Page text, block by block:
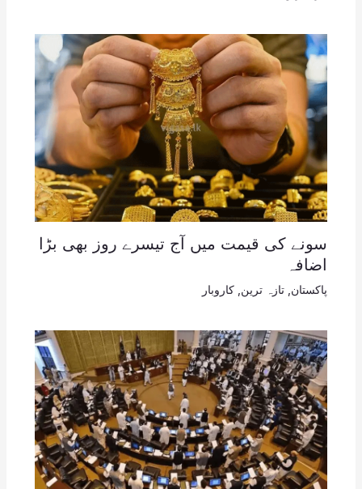
سونے کی قیمت میں آج تیسرے روز بھی بڑا
اضافہ
پاکستان تازہ ترین کاروبار